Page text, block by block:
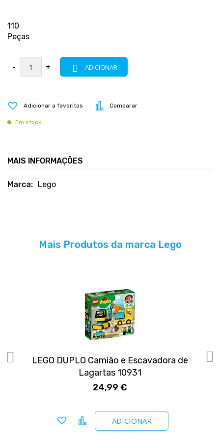
110
Peças
- + ADICIONAR
Adicionar a favoritos Comparar
Em stock
MAIS INFORMAÇÕES
Mais
Lego
Mais Produtos da marca Lego
LEGO DUPLO Camião e Escavadora de
Lagartas 10931
24,99 €
ADICIONAR
Adicionar a favoritos
Comparar